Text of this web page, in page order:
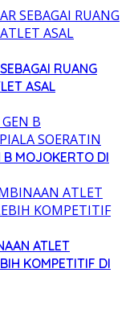
RUANG
ASAL
B MOJOKERTO DI
ATLET
KOMPETITIF DI